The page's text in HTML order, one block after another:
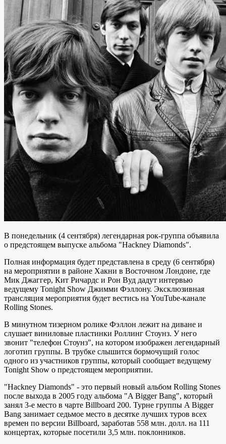
В понедельник (4 сентября) легендарная рок-группа объявила
о предстоящем выпуске альбома "Hackney Diamonds".
Полная информация будет представлена в среду (6 сентября)
на мероприятии в районе Хакни в Восточном Лондоне, где
Мик Джаггер, Кит Ричардс и Рон Вуд дадут интервью
ведущему Tonight Show Джимми Фэллону. Эксклюзивная
трансляция мероприятия будет вестись на YouTube-канале
Rolling Stones.
В минутном тизерном ролике Фэллон лежит на диване и
слушает виниловые пластинки Роллинг Стоунз. У него
звонит "телефон Стоунз", на котором изображен легендарный
логотип группы. В трубке слышится бормочущий голос
одного из участников группы, который сообщает ведущему
Tonight Show о предстоящем мероприятии.
"Hackney Diamonds" - это первый новый альбом Rolling Stones
после выхода в 2005 году альбома "A Bigger Bang", который
занял 3-е место в чарте Billboard 200. Турне группы A Bigger
Bang занимает седьмое место в десятке лучших туров всех
времен по версии Billboard, заработав 558 млн. долл. на 111
концертах, которые посетили 3,5 млн. поклонников.